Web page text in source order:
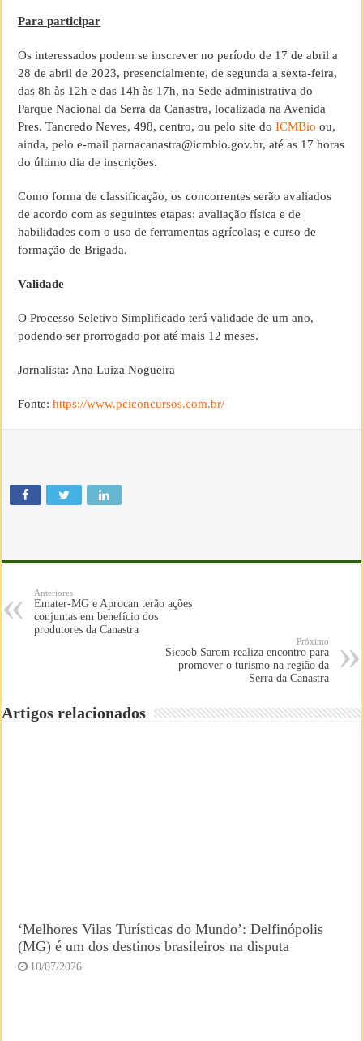
Para participar
Os interessados podem se inscrever no período de 17 de abril a
28 de abril de 2023, presencialmente, de segunda a sexta-feira,
das 8h às 12h e das 14h às 17h, na Sede administrativa do
Parque Nacional da Serra da Canastra, localizada na Avenida
Pres. Tancredo Neves, 498, centro, ou pelo site doICMBio ou,
ainda, pelo e-mail parnacanastra@icmbio.gov.br, até as 17 horas
do último dia de inscrições.
Como forma de classificação, os concorrentes serão avaliados
de acordo com as seguintes etapas: avaliação física e de
habilidades com o uso de ferramentas agrícolas; e curso de
formação de Brigada.
Validade
O Processo Seletivo Simplificado terá validade de um ano,
podendo ser prorrogado por até mais 12 meses.
Jornalista: Ana Luiza Nogueira
Fonte:https://www.pciconcursos.com.br/
Anteriores
Emater-MG e Aprocan terão ações
conjuntas em benefício dos
produtores da Canastra
Próximo
Sicoob Sarom realiza encontro para
promover o turismo na região da
Serra da Canastra
Artigos relacionados
‘Melhores Vilas Turísticas do Mundo’: Delfinópolis
(MG) é um dos destinos brasileiros na disputa
10/07/2026